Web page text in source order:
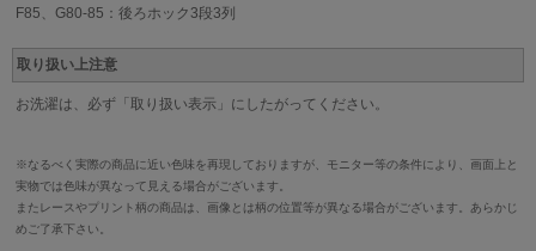
F85、G80-85：後ろホック3段3列
取り扱い上注意
お洗濯は、必ず「取り扱い表示」にしたがってください。
※なるべく実際の商品に近い色味を再現しておりますが、モニター等の条件により、画面上と
実物では色味が異なって見える場合がございます。
またレースやプリント柄の商品は、画像とは柄の位置等が異なる場合がございます。あらかじ
めご了承下さい。